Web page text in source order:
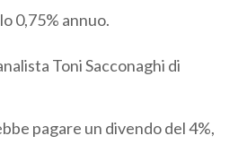
0,75% annuo.
Toni Sacconaghi di
pagare un divendo del 4%,